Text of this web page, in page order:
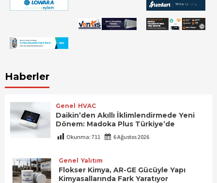
Haberler
Genel HVAC
Daikin’den Akıllı İklimlendirmede Yeni
Dönem: Madoka Plus Türkiye’de
Okunma: 711 6 Ağustos 2026
Genel Yalıtım
Flokser Kimya, AR-GE Gücüyle Yapı
Kimyasallarında Fark Yaratıyor